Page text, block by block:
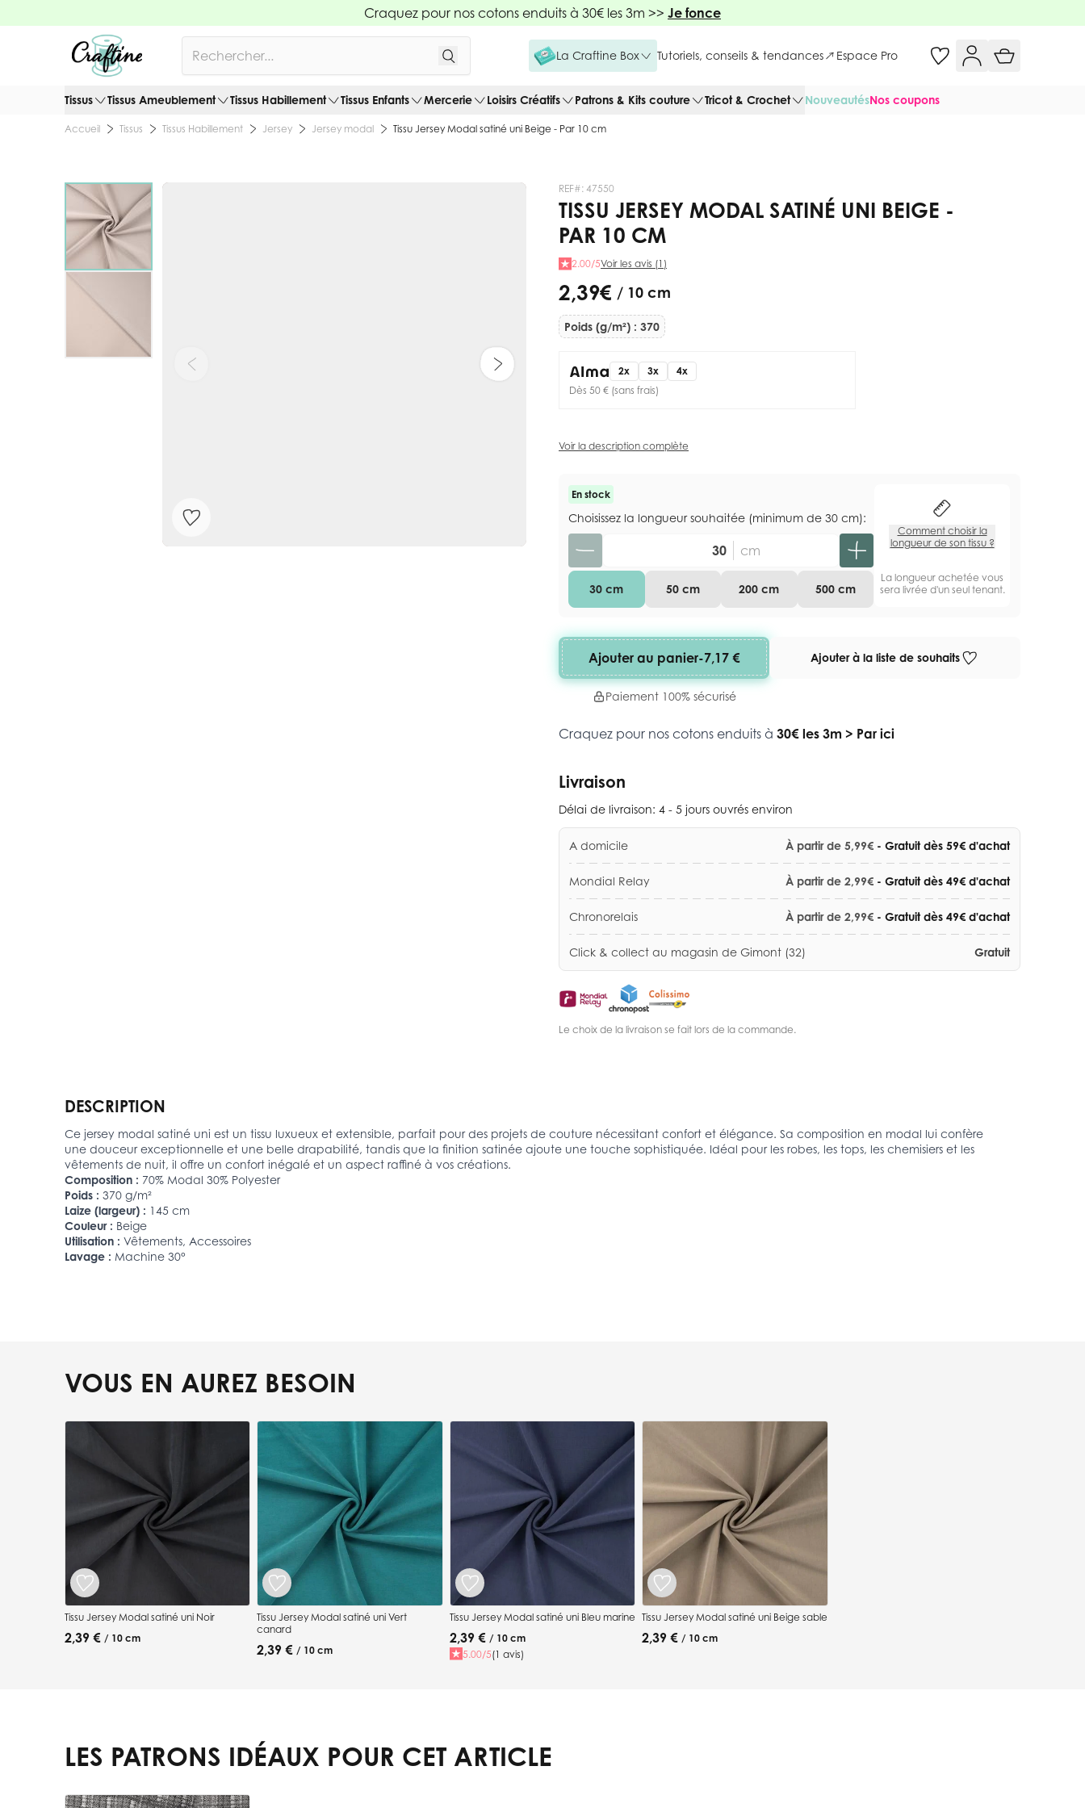
Craquez pour nos cotons enduits à 30€ les 3m >> Je fonce
La Craftine Box Tutoriels, conseils & tendances Espace Pro
Tissus Tissus Ameublement Tissus Habillement Tissus Enfants Mercerie Loisirs Créatifs Patrons & Kits couture Tricot & Crochet NouveautésNos coupons
Accueil Tissus Tissus Habillement Jersey Jersey modal Tissu Jersey Modal satiné uni Beige - Par 10 cm
REF#: 47550
TISSU JERSEY MODAL SATINÉ UNI BEIGE -
PAR 10 CM
2.00/5Voir les avis (1)
2,39 € / 10 cm
Poids (g/m²) : 370
2x 3x
4x
Dès 50 € (sans frais)
Voir la description complète
En stock
Choisissez la longueur souhaitée (minimum de 30 cm):
cm
30 cm 50 cm 200 cm 500 cm
Comment choisir la
longueur de son tissu ?
La longueur achetée vous
sera livrée d'un seul tenant.
Ajouter au panier-7,17 €
Paiement 100% sécurisé
Ajouter à la liste de souhaits
Craquez pour nos cotons enduits à 30€ les 3m > Par ici
Livraison
Délai de livraison: 4 - 5 jours ouvrés environ
A domicile À partir de 5,99€ - Gratuit dès 59€ d'achat
Mondial Relay À partir de 2,99€ - Gratuit dès 49€ d'achat
Chronorelais À partir de 2,99€ - Gratuit dès 49€ d'achat
Click & collect au magasin de Gimont (32) Gratuit
Le choix de la livraison se fait lors de la commande.
DESCRIPTION
Ce jersey modal satiné uni est un tissu luxueux et extensible, parfait pour des projets de couture nécessitant confort et élégance. Sa composition en modal lui confère
une douceur exceptionnelle et une belle drapabilité, tandis que la finition satinée ajoute une touche sophistiquée. Idéal pour les robes, les tops, les chemisiers et les
vêtements de nuit, il offre un confort inégalé et un aspect raffiné à vos créations.
Composition : 70% Modal 30% Polyester
Poids : 370 g/m²
Laize (largeur) : 145 cm
Couleur : Beige
Utilisation : Vêtements, Accessoires
Lavage : Machine 30°
VOUS EN AUREZ BESOIN
Press to skip carousel
Tissu Jersey Modal satiné uni Noir
2,39 € / 10 cm
Tissu Jersey Modal satiné uni Vert
canard
2,39 € / 10 cm
Tissu Jersey Modal satiné uni Bleu marine
2,39 € / 10 cm
5.00/5(1 avis)
Tissu Jersey Modal satiné uni Beige sable
2,39 € / 10 cm
LES PATRONS IDÉAUX POUR CET ARTICLE
Press to skip carousel